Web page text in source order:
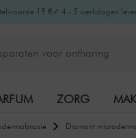
19 € ✓ 4 - 5 werkdagen
ZORG
Diamant